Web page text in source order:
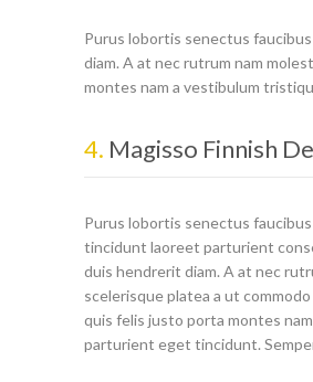
Purus lobortis senectus
diam. A at nec rutrum nam
montes nam a vestibulum
4. Magisso Finnish
Purus lobortis senectus
tincidunt laoreet parturient
duis hendrerit diam. A at nec
scelerisque platea a ut
quis felis justo porta montes
parturient eget tincidunt.